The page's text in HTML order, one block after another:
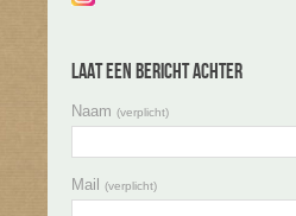
Laat een bericht achter
Naam (verplicht)
Mail (verplicht)